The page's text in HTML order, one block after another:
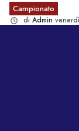
Campionato
di Admin